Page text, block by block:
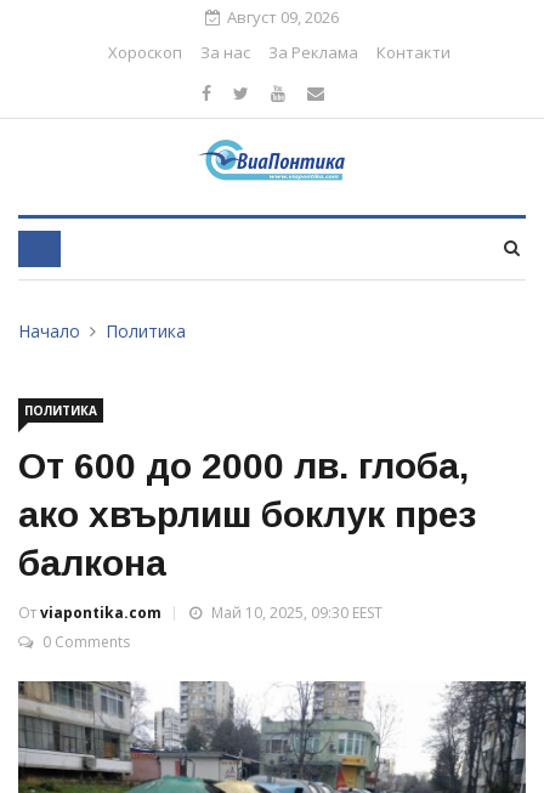
Август 09, 2026
Хороскоп
За нас За Реклама Контакти
Начало Политика
ПОЛИТИКА
От 600 до 2000 лв. глоба,
ако хвърлиш боклук през
балкона
Отviapontika.com
Май 10, 2025, 09:30 EEST
0 Comments